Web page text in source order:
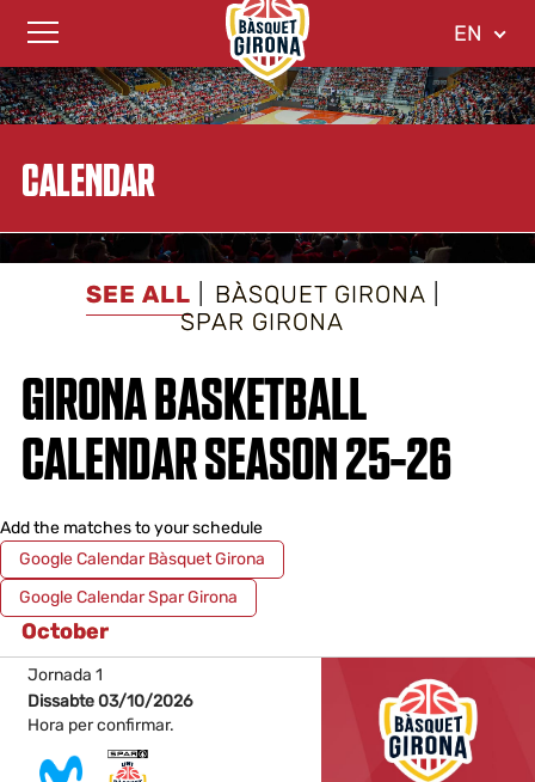
EN
CALENDAR
SEE ALL
BÀSQUET GIRONA
SPAR GIRONA
GIRONA BASKETBALL
CALENDAR SEASON 25-26
Add the matches to your schedule
Google Calendar Bàsquet Girona
Google Calendar Spar Girona
October
Jornada 1
Dissabte 03/10/2026
Hora per confirmar.